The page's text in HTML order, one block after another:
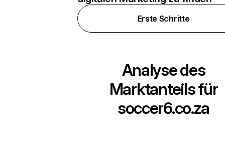
Erste Schritte
Analyse des
Marktanteils für
soccer6.co.za